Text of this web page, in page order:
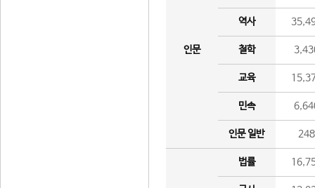
인문
역사
철학
교육
민속
인문 일반 248
법률